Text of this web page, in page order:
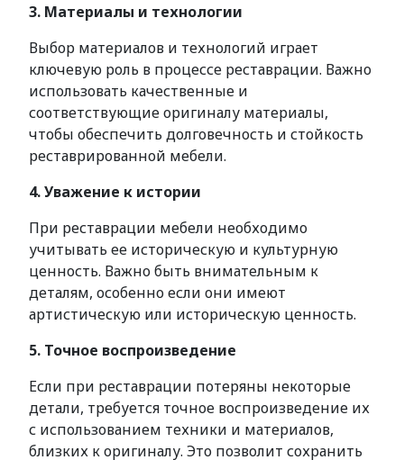
3. Материалы и технологии
Выбор материалов и технологий играет
ключевую роль в процессе реставрации. Важно
использовать качественные и
соответствующие оригиналу материалы,
чтобы обеспечить долговечность и стойкость
реставрированной мебели.
4. Уважение к истории
При реставрации мебели необходимо
учитывать ее историческую и культурную
ценность. Важно быть внимательным к
деталям, особенно если они имеют
артистическую или историческую ценность.
5. Точное воспроизведение
Если при реставрации потеряны некоторые
детали, требуется точное воспроизведение их
с использованием техники и материалов,
близких к оригиналу. Это позволит сохранить